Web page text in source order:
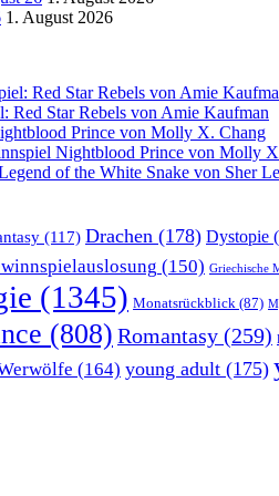
1. August 2026
Red Star Rebels von Amie
Red Star Rebels von Amie Kaufman
Prince von Molly X. Chang
Nightblood Prince von Molly
of the White Snake von Sher
(117) Drachen (178) Dystopie
(150) Griechische
(1345) Monatsrückblick (87)
(808) Romantasy (259)
(164) young adult (175)